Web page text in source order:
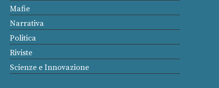
Mafie
Narrativa
Politica
Riviste
Scienze e Innovazione